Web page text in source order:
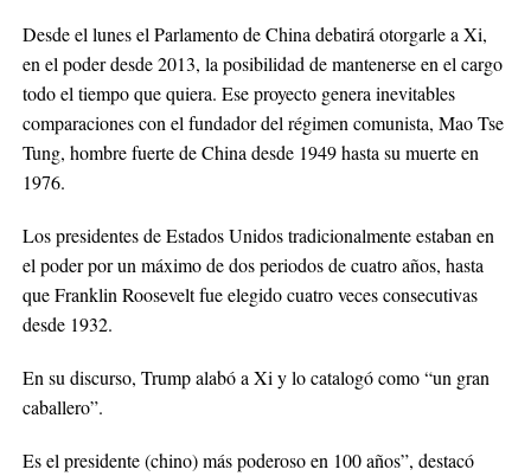
Desde el lunes el Parlamento de China debatirá otorgarle a Xi,
en el poder desde 2013, la posibilidad de mantenerse en el cargo
todo el tiempo que quiera. Ese proyecto genera inevitables
comparaciones con el fundador del régimen comunista, Mao Tse
Tung, hombre fuerte de China desde 1949 hasta su muerte en
1976.
Los presidentes de Estados Unidos tradicionalmente estaban en
el poder por un máximo de dos periodos de cuatro años, hasta
que Franklin Roosevelt fue elegido cuatro veces consecutivas
desde 1932.
En su discurso, Trump alabó a Xi y lo catalogó como “un gran
caballero”.
Es el presidente (chino) más poderoso en 100 años”, destacó